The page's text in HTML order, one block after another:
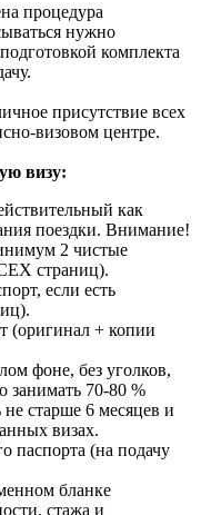
процедура
нужно
комплекта
присутствие всех
визовом центре.
визу:
как
поездки. Внимание!
2 чистые
страниц).
если есть
(оригинал + копии
фоне, без уголков,
занимать 70-80 %
старше 6 месяцев и
визах.
паспорта (на подачу
бланке
стажа и